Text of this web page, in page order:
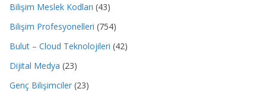
Bilişim Meslek Kodları (43)
Bilişim Profesyonelleri (754)
Bulut – Cloud Teknolojileri (42)
Dijital Medya (23)
Genç Bilişimciler (23)